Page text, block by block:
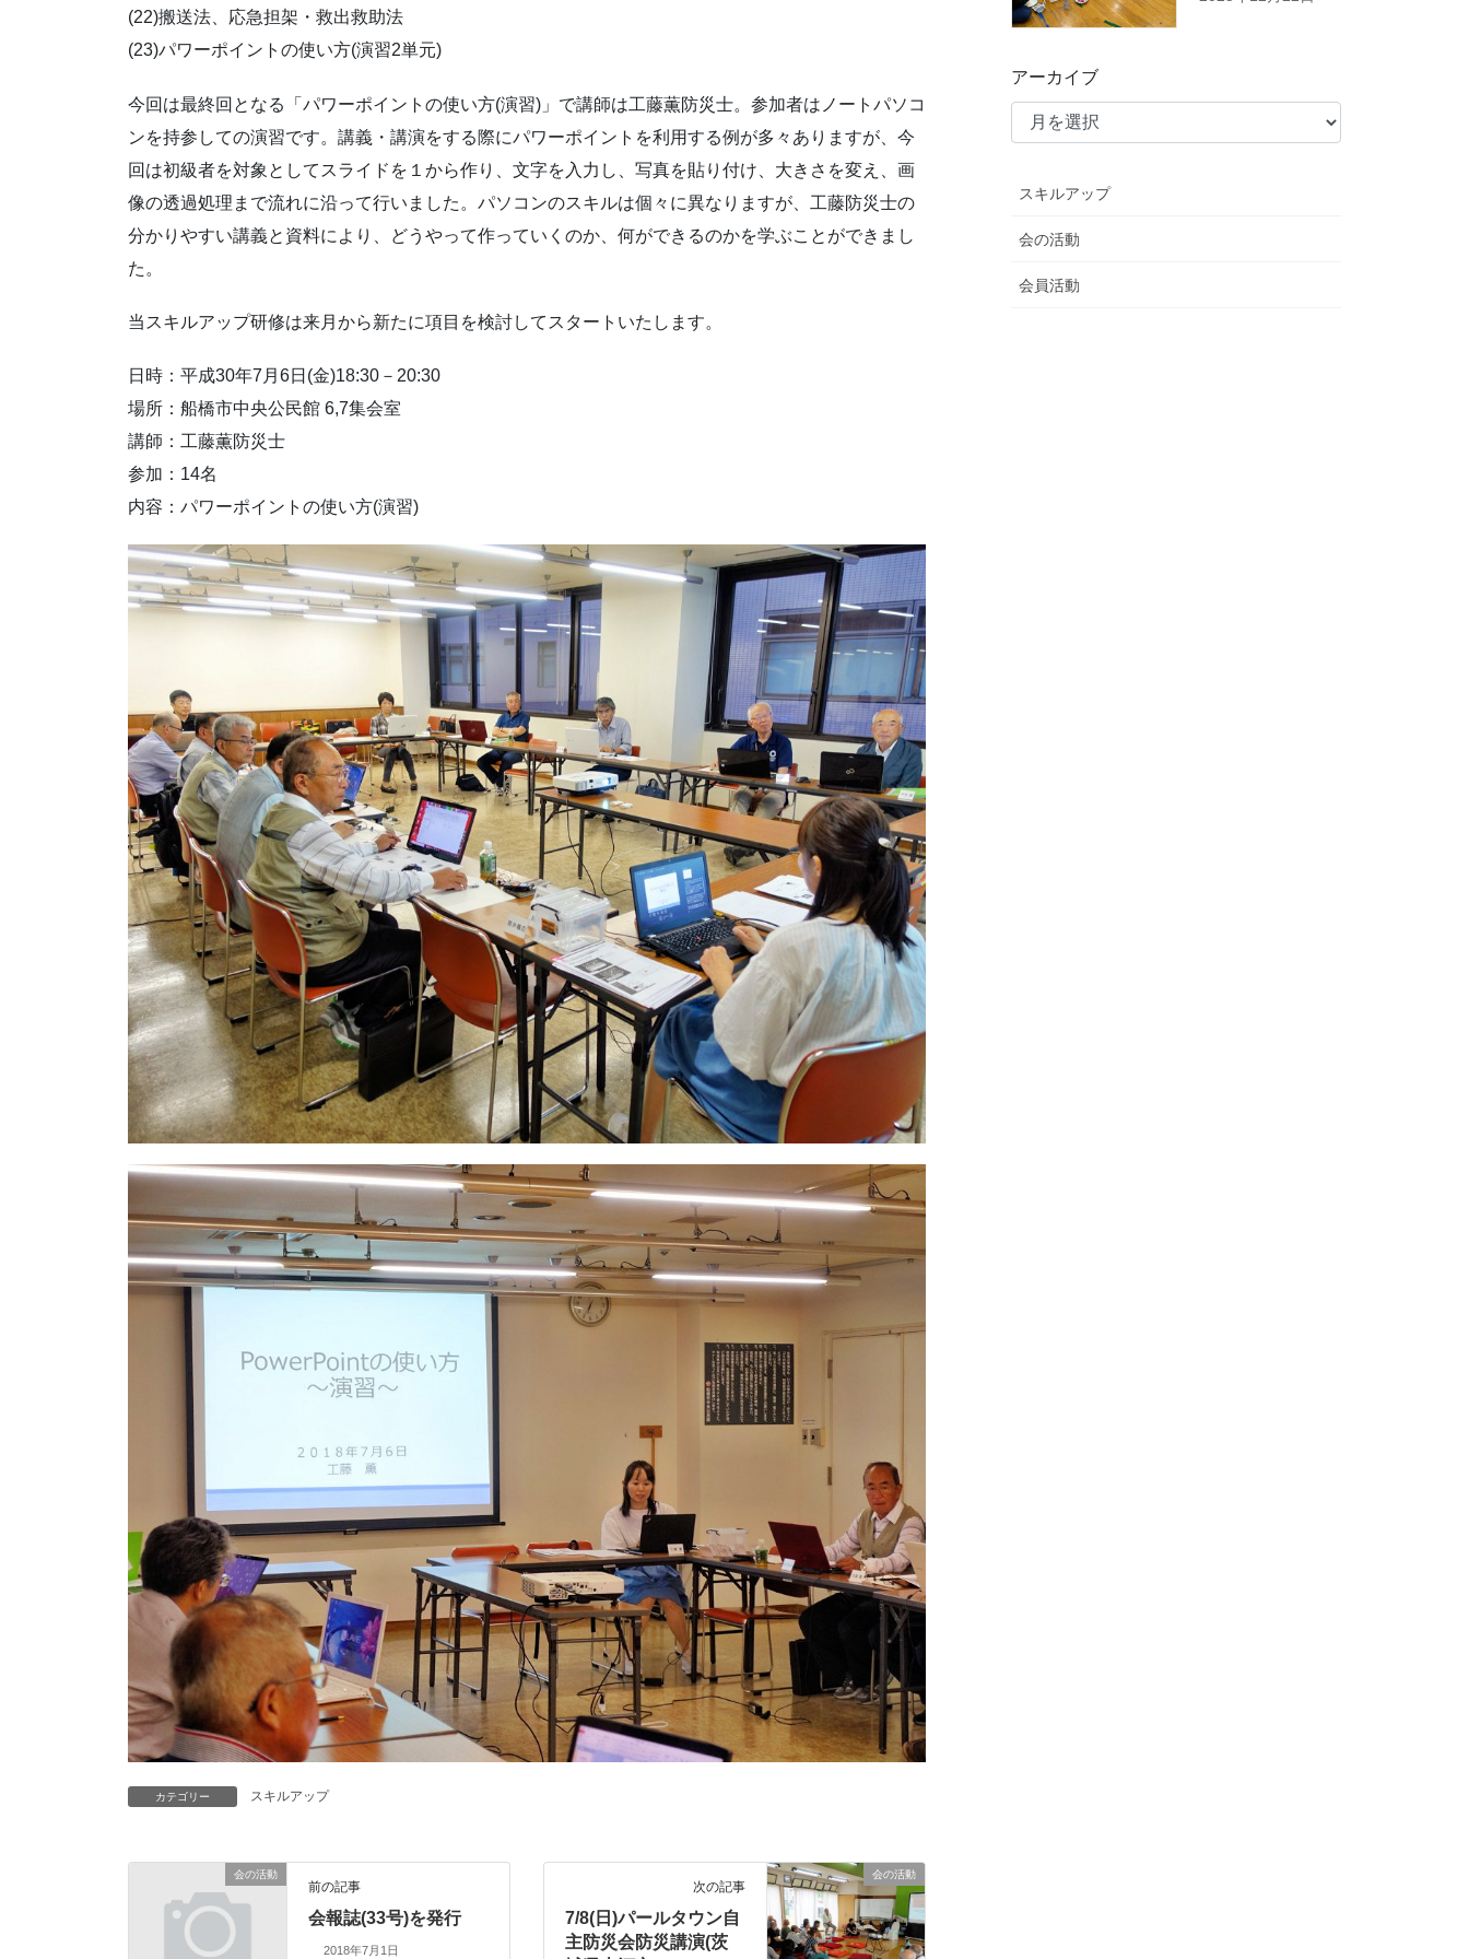
(22)搬送法、応急担架・救出救助法
(23)パワーポイントの使い方(演習2単元)
今回は最終回となる「パワーポイントの使い方(演習)」で講師は工藤薫防災士。参加者はノートパソコ
ンを持参しての演習です。講義・講演をする際にパワーポイントを利用する例が多々ありますが、今
回は初級者を対象としてスライドを１から作り、文字を入力し、写真を貼り付け、大きさを変え、画
像の透過処理まで流れに沿って行いました。パソコンのスキルは個々に異なりますが、工藤防災士の
分かりやすい講義と資料により、どうやって作っていくのか、何ができるのかを学ぶことができまし
た。
当スキルアップ研修は来月から新たに項目を検討してスタートいたします。
日時：平成30年7月6日(金)18:30－20:30
場所：船橋市中央公民館 6,7集会室
講師：工藤薫防災士
参加：14名
内容：パワーポイントの使い方(演習)
カテゴリー スキルアップ
会の活動
前の記事
会報誌(33号)を発行
2018年7月1日
会の活動
次の記事
7/8(日)パールタウン自
主防災会防災講演(茨
アーカイブ
スキルアップ
会の活動
会員活動